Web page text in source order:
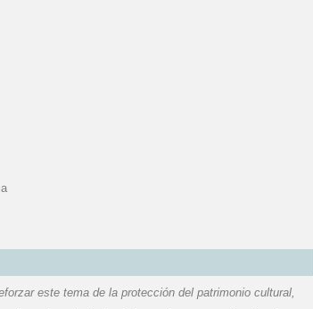
este tema de la protección del patrimonio cultural,